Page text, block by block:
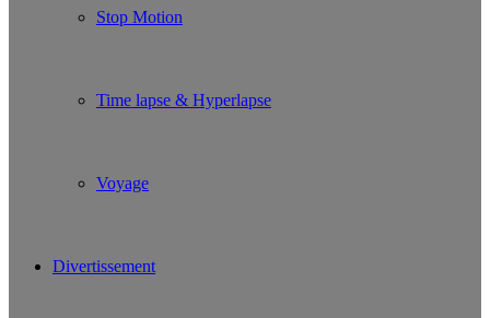
Stop Motion
Time lapse & Hyperlapse
Voyage
Divertissement